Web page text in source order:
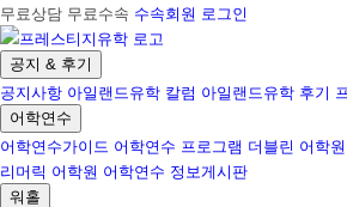
무료상담 무료수속 수속회원 로그인
공지 & 후기
공지사항 아일랜드유학 칼럼 아일랜드유학 후기
어학연수
어학연수가이드 어학연수 프로그램 더블린 어학원
리머릭 어학원 어학연수 정보게시판
워홀